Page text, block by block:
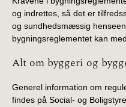
og indrettes, så det er
og sundhedsmæssig
bygningsreglementet kan
Alt om byggeri og
Generel information om
findes på Social- og